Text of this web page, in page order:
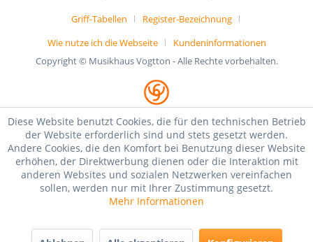
Griff-Tabellen
Register-Bezeichnung
Wie nutze ich die Webseite
Kundeninformationen
Copyright © Musikhaus Vogtton - Alle Rechte vorbehalten.
Diese Website benutzt Cookies, die für den technischen Betrieb
der Website erforderlich sind und stets gesetzt werden.
Andere Cookies, die den Komfort bei Benutzung dieser Website
erhöhen, der Direktwerbung dienen oder die Interaktion mit
anderen Websites und sozialen Netzwerken vereinfachen
sollen, werden nur mit Ihrer Zustimmung gesetzt.
Mehr Informationen